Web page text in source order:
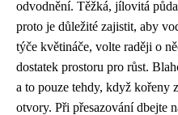
odvodnění. Těžká, jílovitá
proto je důležité zajistit, aby
týče květináče, volte raději o
dostatek prostoru pro růst.
a to pouze tehdy, když kořeny
otvory. Při přesazování dbejte